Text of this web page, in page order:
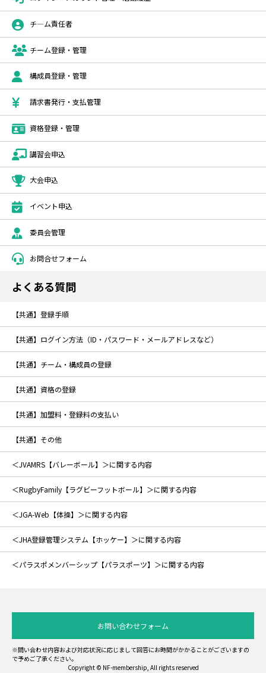
チ―ム責任者
チーム登録・管理
構成員登録・管理
請求書発行・支払管理
資格登録・管理
講習会申込
大会申込
イベント申込
委員会管理
お問合せフォーム
よくある質問
【共通】登録手順
【共通】ログイン方法（ID・パスワード・メールアドレスなど）
【共通】チーム・構成員の登録
【共通】資格の登録
【共通】加盟料・登録料の支払い
【共通】その他
＜JVAMRS【バレーボール】＞に関する内容
＜RugbyFamily【ラグビーフットボール】＞に関する内容
＜JGA-Web【体操】＞に関する内容
＜JHA登録管理システム【ホッケー】＞に関する内容
＜パラスポメンバーシップ【パラスポーツ】＞に関する内容
お問い合わせフォーム
※問い合わせ内容および対応状況に応じまして回答にお時間がかかることがございますの
で予めご了承ください。
Copyright © NF-membership, All rights reserved